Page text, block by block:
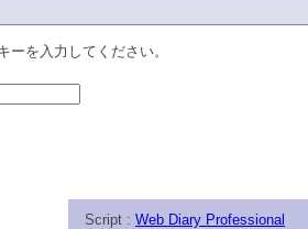
ーを入力してください。
Script : Web Diary Professional